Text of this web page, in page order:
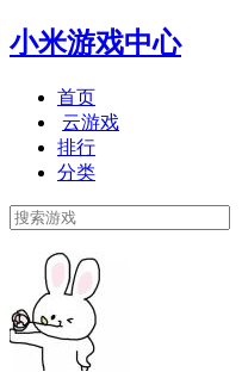
小米游戏中心
首页
云游戏
排行
分类